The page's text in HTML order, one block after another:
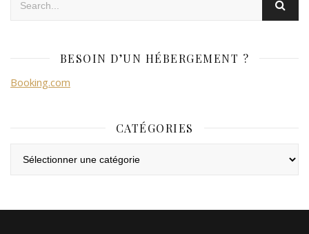
BESOIN D’UN HÉBERGEMENT ?
Booking.com
CATÉGORIES